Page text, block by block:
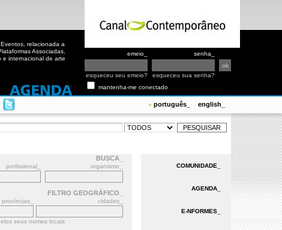
relacionada a
Associadas,
e internacional de arte
emeio_ senha_
esqueceu seu emeio?
esqueceu sua senha?
mantenha-me conectado
» português_ english_
BUSCA_
profissional_
organismo_
FILTRO GEOGRÁFICO_
cidades_
seus nomes locais
COMUNIDADE_
AGENDA_
E-NFORMES_